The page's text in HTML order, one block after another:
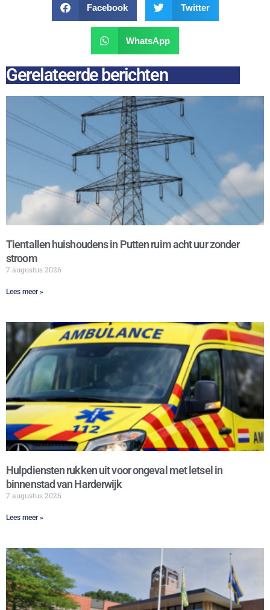
Facebook Twitter
WhatsApp
Gerelateerde berichten
Tientallen huishoudens in Putten ruim acht uur zonder
stroom
7 augustus 2026
Lees meer »
Hulpdiensten rukken uit voor ongeval met letsel in
binnenstad van Harderwijk
7 augustus 2026
Lees meer »